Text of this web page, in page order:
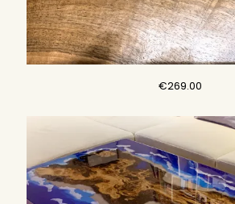
€269.00